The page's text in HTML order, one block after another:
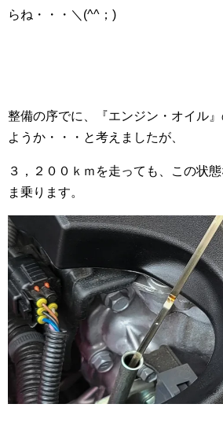
らね・・・＼(^^；)
整備の序でに、『エンジン・オイル
ようか・・・と考えましたが、
３，２００ｋｍを走っても、この状
ま乗ります。